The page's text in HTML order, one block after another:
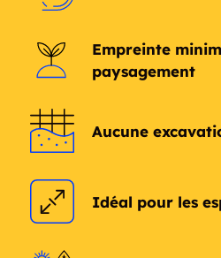
Empreinte
paysagement
Aucune
Idéal pour les